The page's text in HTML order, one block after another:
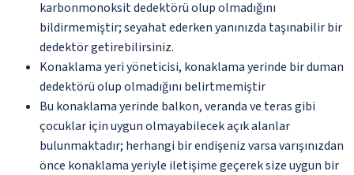
karbonmonoksit dedektörü olup olmadığını
bildirmemiştir; seyahat ederken yanınızda taşınabilir bir
dedektör getirebilirsiniz.
Konaklama yeri yöneticisi, konaklama yerinde bir duman
dedektörü olup olmadığını belirtmemiştir
Bu konaklama yerinde balkon, veranda ve teras gibi
çocuklar için uygun olmayabilecek açık alanlar
bulunmaktadır; herhangi bir endişeniz varsa varışınızdan
önce konaklama yeriyle iletişime geçerek size uygun bir